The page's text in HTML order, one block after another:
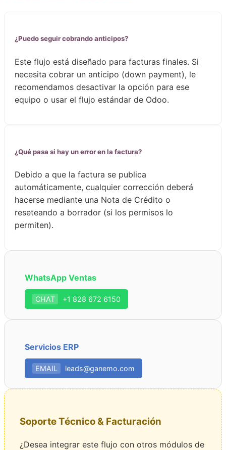
¿Puedo seguir cobrando anticipos?
Este flujo está diseñado para facturas finales. Si
necesita cobrar un anticipo (down payment), le
recomendamos desactivar la opción para ese
equipo o usar el flujo estándar de Odoo.
¿Qué pasa si hay un error en la factura?
Debido a que la factura se publica
automáticamente, cualquier corrección deberá
hacerse mediante una Nota de Crédito o
reseteando a borrador (si los permisos lo
permiten).
WhatsApp Ventas
CHAT +1 828 672 6150
Servicios ERP
EMAIL leads@ganemo.com
Soporte Técnico & Facturación
¿Desea integrar este flujo con otros módulos de